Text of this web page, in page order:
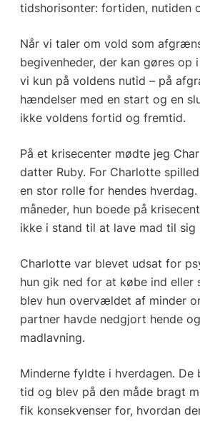
tidshorisonter: fortiden, nutiden
Når vi taler om vold som
begivenheder, der kan gøres op
vi kun på voldens nutid – på
hændelser med en start og en
ikke voldens fortid og fremtid.
På et krisecenter mødte jeg
datter Ruby. For Charlotte
en stor rolle for hendes
måneder, hun boede på
ikke i stand til at lave mad til sig
Charlotte var blevet udsat for
hun gik ned for at købe ind eller
blev hun overvældet af minder
partner havde nedgjort hende
madlavning.
Minderne fyldte i hverdagen. De
tid og blev på den måde bragt
fik konsekvenser for, hvordan